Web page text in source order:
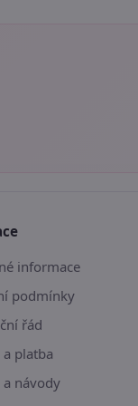
informace
podmínky
řád
platba
návody